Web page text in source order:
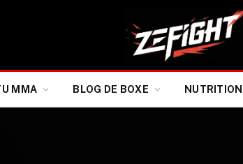
MMA BLOG DE BOXE NUTRITION